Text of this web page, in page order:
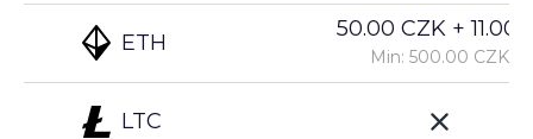
ETH
LTC
50.00 CZK +
Min: 500.00 CZK